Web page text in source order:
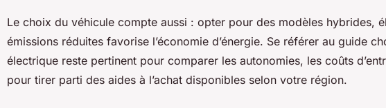
Le choix du véhicule compte aussi : opter pour des modèles hybrides,
émissions réduites favorise l’économie d’énergie. Se référer au guide
électrique reste pertinent pour comparer les autonomies, les coûts
pour tirer parti des aides à l’achat disponibles selon votre région.